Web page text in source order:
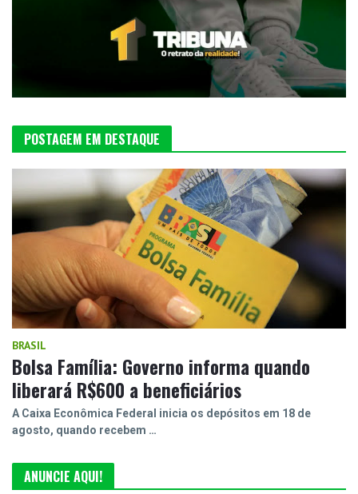
POSTAGEM EM DESTAQUE
BRASIL
Bolsa Família: Governo informa quando
liberará R$600 a beneficiários
A Caixa Econômica Federal inicia os depósitos em 18 de
agosto, quando recebem …
ANUNCIE AQUI!